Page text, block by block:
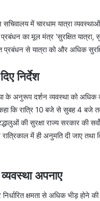
में चारधाम यात्रा
प्रबंधन का मूल मंत्र ‘सुरक्षित
प्रबंधन से यात्रा को और अधिक
निर्देश
के अनुरूप दर्शन व्यवस्था को
कि रात्रि 10 बजे से सुबह 4 बजे तक
की सुरक्षा राज्य सरकार की
में ही अनुमति दी जाए तथा
अपनाए
क्षमता से अधिक भीड़ होने